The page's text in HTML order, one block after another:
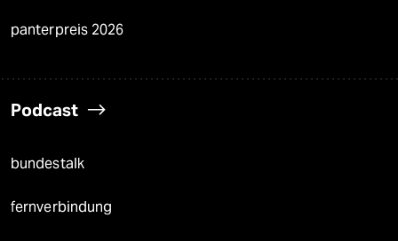
panterpreis 2026
Podcast
bundestalk
fernverbindung